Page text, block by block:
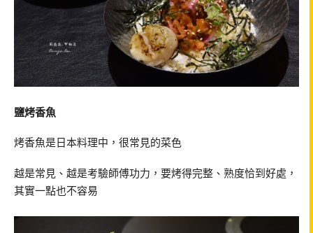
鹽烤香魚
烤香魚是日本料理中，很常見的菜色
越是常見、越是考驗師傅功力，要烤得完整、熟度恰到好處，
其實一點也不容易